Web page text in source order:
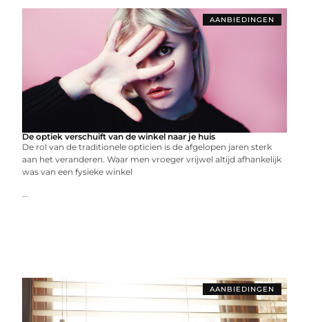
AANBIEDINGEN
De optiek verschuift van de winkel naar je huis
De rol van de traditionele opticien is de afgelopen jaren sterk
aan het veranderen. Waar men vroeger vrijwel altijd afhankelijk
was van een fysieke winkel
...
AANBIEDINGEN